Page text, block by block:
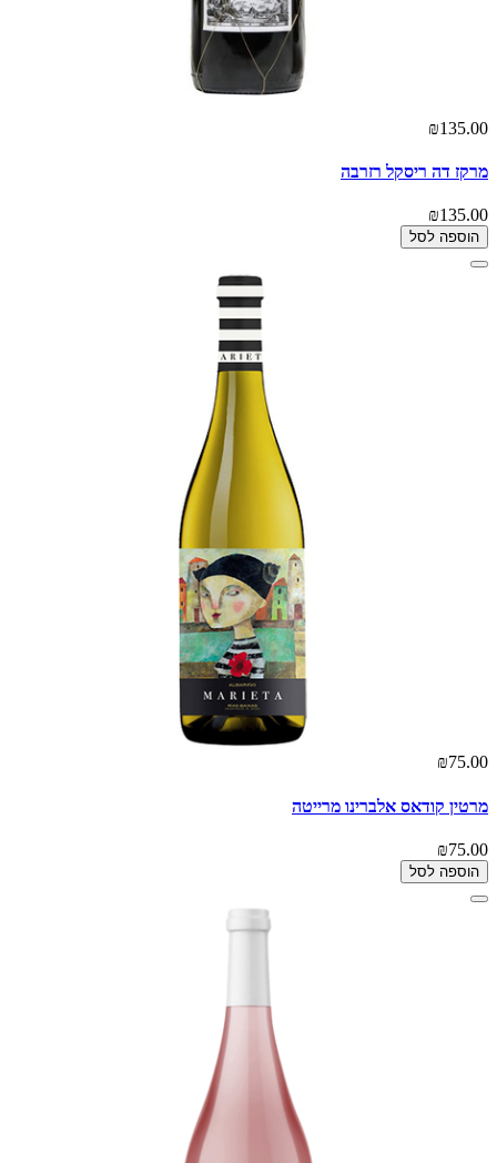
₪135.00
מרקז דה ריסקל רזרבה
₪135.00
הוספה לסל
₪75.00
מרטין קודאס אלברינו מרייטה
₪75.00
הוספה לסל